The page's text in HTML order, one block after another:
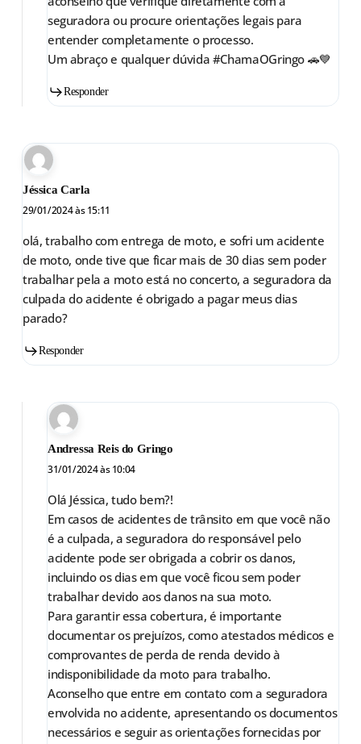
seguradora ou procure orientações legais para
entender completamente o processo.
Um abraço e qualquer dúvida #ChamaOGringo 🚗💙
Responder
Jéssica Carla
29/01/2024 às 15:11
olá, trabalho com entrega de moto, e sofri um acidente
de moto, onde tive que ficar mais de 30 dias sem poder
trabalhar pela a moto está no concerto, a seguradora da
culpada do acidente é obrigado a pagar meus dias
parado?
Responder
Andressa Reis do Gringo
31/01/2024 às 10:04
Olá Jéssica, tudo bem?!
Em casos de acidentes de trânsito em que você não
é a culpada, a seguradora do responsável pelo
acidente pode ser obrigada a cobrir os danos,
incluindo os dias em que você ficou sem poder
trabalhar devido aos danos na sua moto.
Para garantir essa cobertura, é importante
documentar os prejuízos, como atestados médicos e
comprovantes de perda de renda devido à
indisponibilidade da moto para trabalho.
Aconselho que entre em contato com a seguradora
envolvida no acidente, apresentando os documentos
necessários e seguir as orientações fornecidas por